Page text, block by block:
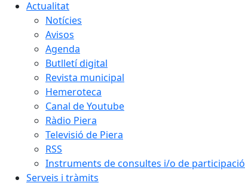
Actualitat
Notícies
Avisos
Agenda
Butlletí digital
Revista municipal
Hemeroteca
Canal de Youtube
Ràdio Piera
Televisió de Piera
RSS
Instruments de consultes i/o de participació
Serveis i tràmits